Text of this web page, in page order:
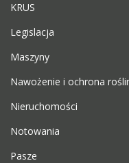
KRUS
Legislacja
Maszyny
Nawożenie i ochrona
Nieruchomości
Notowania
Pasze